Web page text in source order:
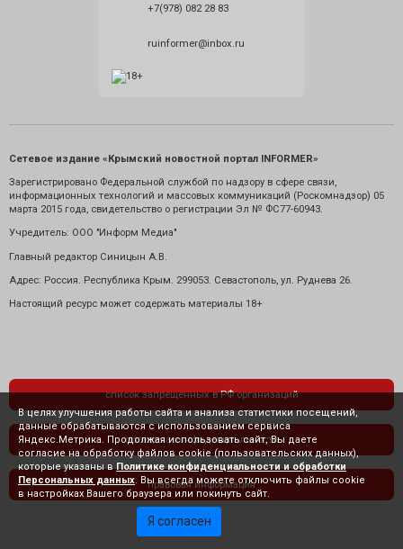
+7(978) 082 28 83
ruinformer@inbox.ru
Сетевое издание «Крымский новостной портал INFORMER»
Зарегистрировано Федеральной службой по надзору в сфере связи,
информационных технологий и массовых коммуникаций (Роскомнадзор) 05
марта 2015 года, свидетельство о регистрации Эл № ФС77-60943.
Учредитель: ООО "Информ Медиа"
Главный редактор Синицын А.В.
Адрес: Россия. Республика Крым. 299053. Севастополь, ул. Руднева 26.
Настоящий ресурс может содержать материалы 18+
список запрещенных в РФ организаций
политика конфиденциальности
правовая информация
В целях улучшения работы сайта и анализа статистики посещений,
данные обрабатываются с использованием сервиса
Яндекс.Метрика. Продолжая использовать сайт, Вы даете
согласие на обработку файлов cookie (пользовательских данных),
которые указаны в Политике конфиденциальности и обработки
Персональных данных . Вы всегда можете отключить файлы cookie
в настройках Вашего браузера или покинуть сайт.
Я согласен